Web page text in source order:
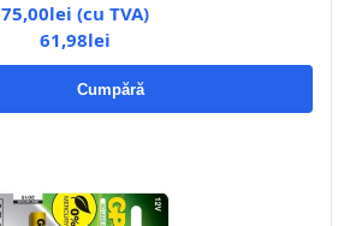
75,00lei (cu TVA)
61,98lei
Cumpără